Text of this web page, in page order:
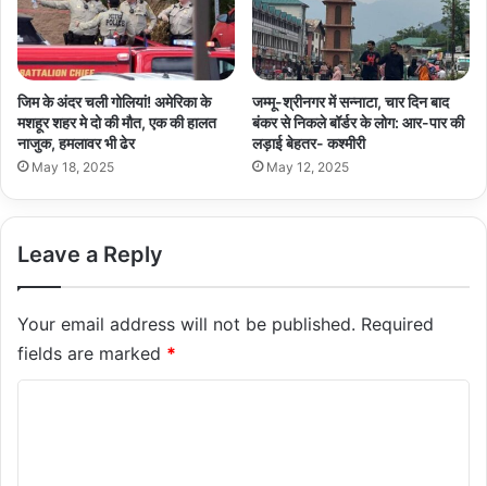
जिम के अंदर चली गोलियां! अमेरिका के
मशहूर शहर मे दो की मौत, एक की हालत
नाजुक, हमलावर भी ढेर
May 18, 2025
जम्मू-श्रीनगर में सन्नाटा, चार दिन बाद
बंकर से निकले बॉर्डर के लोग: आर-पार की
लड़ाई बेहतर- कश्मीरी
May 12, 2025
Leave a Reply
Your email address will not be published. Required
fields are marked *